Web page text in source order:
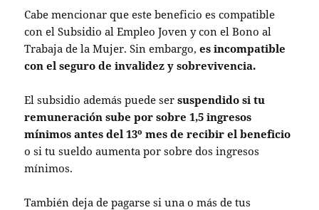
Cabe mencionar que este beneficio es compatible
con el Subsidio al Empleo Joven y con el Bono al
Trabaja de la Mujer. Sin embargo,es incompatible
con el seguro de invalidez y sobrevivencia.
El subsidio además puede sersuspendido si tu
remuneración sube por sobre 1,5 ingresos
mínimos antes del 13º mes de recibir el beneficio
o si tu sueldo aumenta por sobre dos ingresos
mínimos.
También deja de pagarse si una o más de tus